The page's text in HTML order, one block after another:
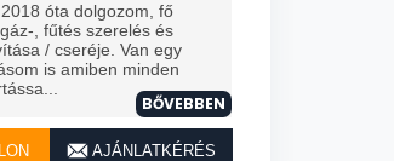
óta dolgozom, fő
, fűtés szerelés és
/ cseréje. Van egy
is amiben minden
BŐVEBBEN
AJÁNLATKÉRÉS